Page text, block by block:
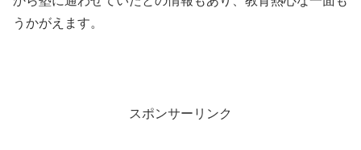
うかがえます。
スポンサーリンク